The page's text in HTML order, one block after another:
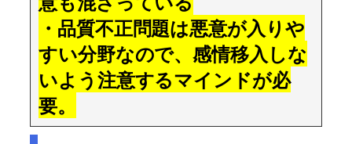
・品質不正問題は悪意が入りや
すい分野なので、感情移入しな
いよう注意するマインドが必
要。